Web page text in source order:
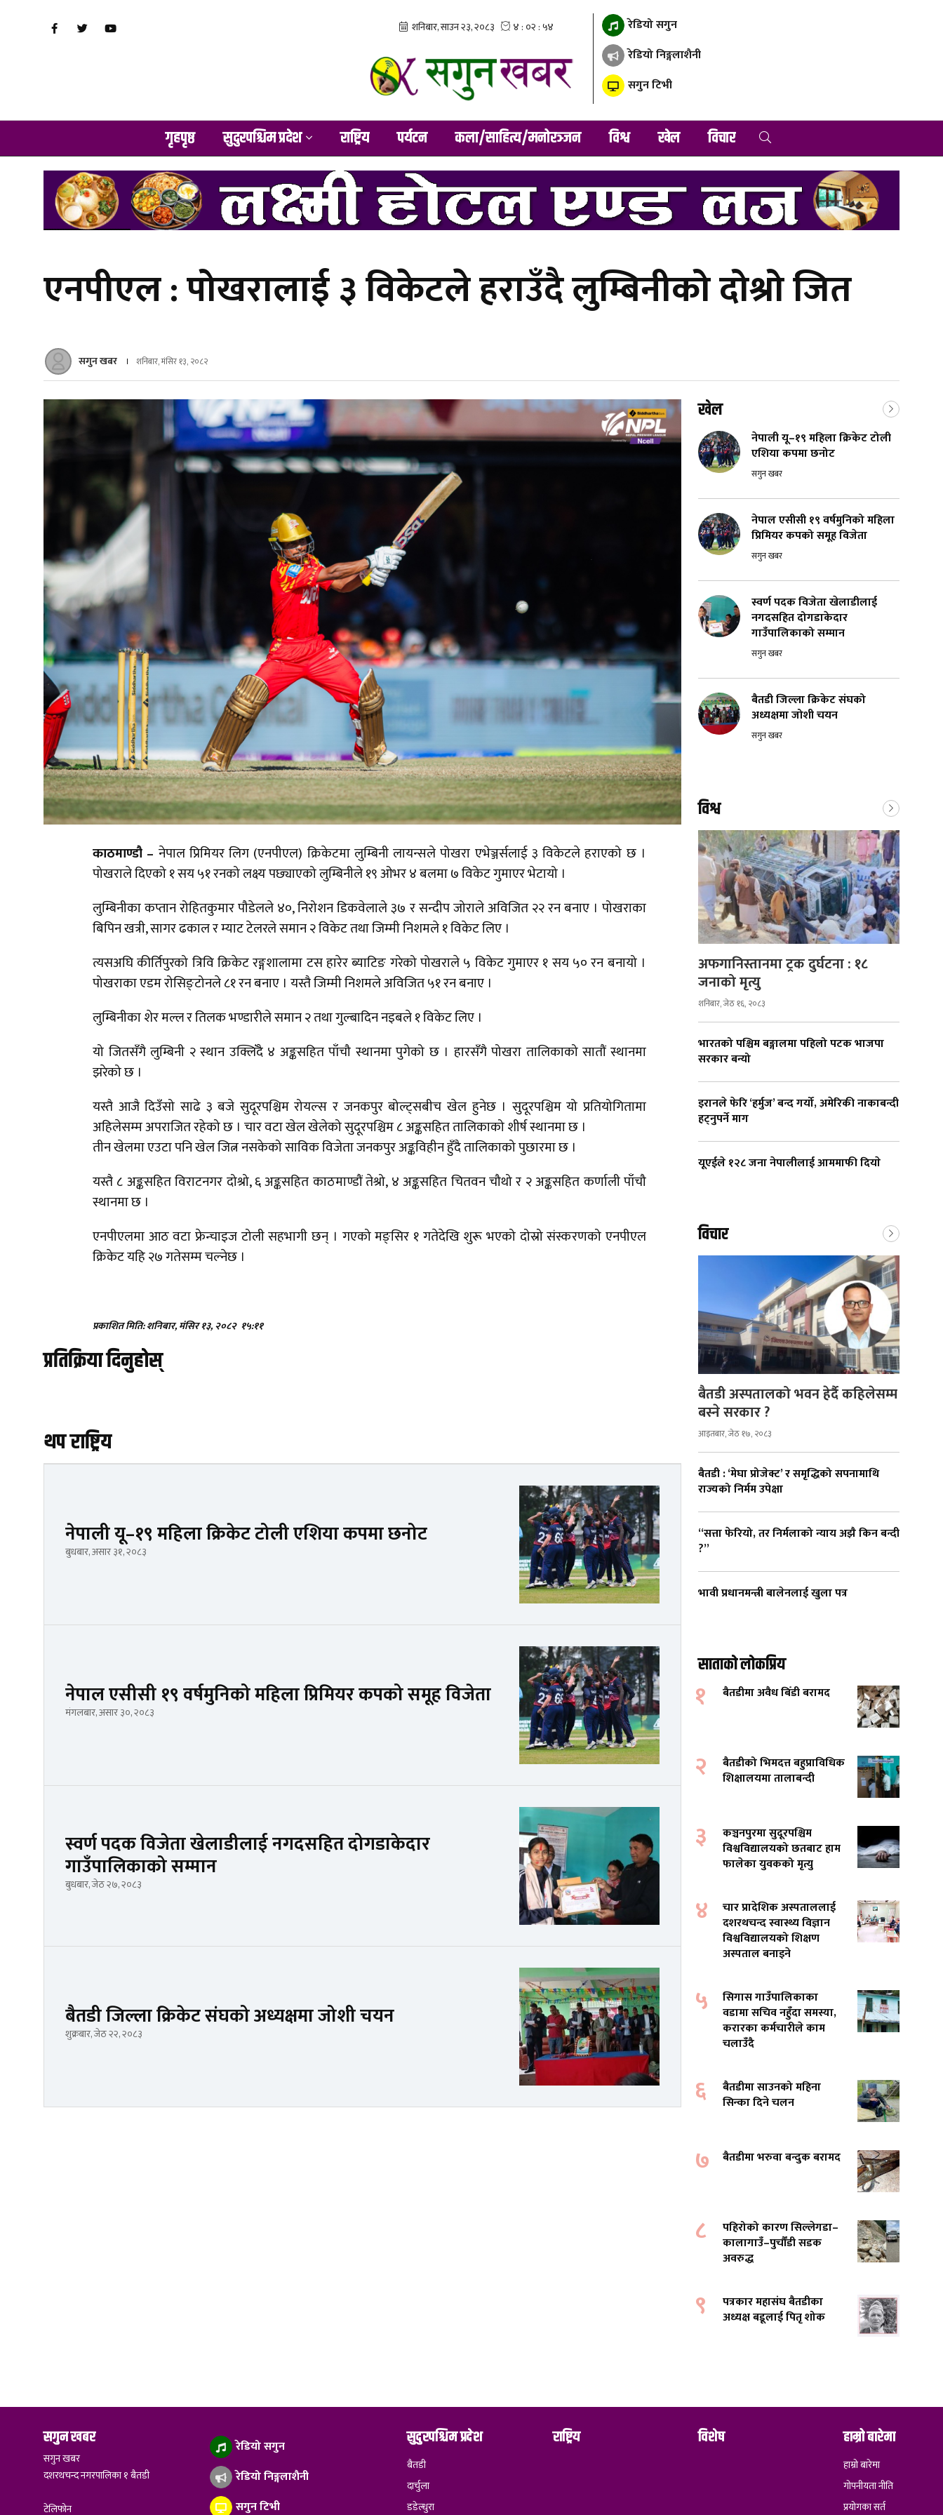
रेडियो सगुन
रेडियो निङ्गलाशैनी
सगुन टिभी
गृहपृष्ठ सुदुरपश्चिम प्रदेश राष्ट्रिय पर्यटन कला/साहित्य/मनोरञ्जन विश्व खेल विचार
एनपीएल : पोखरालाई ३ विकेटले हराउँदै लुम्बिनीको दोश्रो जित
सगुन खबर शनिबार, मंसिर १३, २०८२
काठमाण्डौ – नेपाल प्रिमियर लिग (एनपीएल) क्रिकेटमा लुम्बिनी लायन्सले पोखरा एभेञ्जर्सलाई ३ विकेटले हराएको छ ।
पोखराले दिएको १ सय ५१ रनको लक्ष्य पछ्याएको लुम्बिनीले १९ ओभर ४ बलमा ७ विकेट गुमाएर भेटायो ।
लुम्बिनीका कप्तान रोहितकुमार पौडेलले ४०, निरोशन डिकवेलाले ३७ र सन्दीप जोराले अविजित २२ रन बनाए । पोखराका
बिपिन खत्री, सागर ढकाल र म्याट टेलरले समान २ विकेट तथा जिम्मी निशमले १ विकेट लिए ।
त्यसअघि कीर्तिपुरको त्रिवि क्रिकेट रङ्गशालामा टस हारेर ब्याटिङ गरेको पोखराले ५ विकेट गुमाएर १ सय ५० रन बनायो ।
पोखराका एडम रोसिङ्टोनले ८१ रन बनाए । यस्तै जिम्मी निशमले अविजित ५१ रन बनाए ।
लुम्बिनीका शेर मल्ल र तिलक भण्डारीले समान २ तथा गुल्बादिन नइबले १ विकेट लिए ।
यो जितसँगै लुम्बिनी २ स्थान उक्लिँदै ४ अङ्कसहित पाँचौ स्थानमा पुगेको छ । हारसँगै पोखरा तालिकाको सातौं स्थानमा
झरेको छ ।
यस्तै आजै दिउँसो साढे ३ बजे सुदूरपश्चिम रोयल्स र जनकपुर बोल्ट्सबीच खेल हुनेछ । सुदूरपश्चिम यो प्रतियोगितामा
अहिलेसम्म अपराजित रहेको छ । चार वटा खेल खेलेको सुदूरपश्चिम ८ अङ्कसहित तालिकाको शीर्ष स्थानमा छ ।
तीन खेलमा एउटा पनि खेल जित्न नसकेको साविक विजेता जनकपुर अङ्कविहीन हुँदै तालिकाको पुछारमा छ ।
यस्तै ८ अङ्कसहित विराटनगर दोश्रो, ६ अङ्कसहित काठमाण्डौं तेश्रो, ४ अङ्कसहित चितवन चौथो र २ अङ्कसहित कर्णाली पाँचौ
स्थानमा छ ।
एनपीएलमा आठ वटा फ्रेन्चाइज टोली सहभागी छन् । गएको मङ्सिर १ गतेदेखि शुरू भएको दोस्रो संस्करणको एनपीएल
क्रिकेट यहि २७ गतेसम्म चल्नेछ ।
प्रकाशित मिति: शनिबार, मंसिर १३, २०८२ १५:११
प्रतिक्रिया दिनुहोस्
थप राष्ट्रिय
नेपाली यू–१९ महिला क्रिकेट टोली एशिया कपमा छनोट
बुधबार, असार ३१, २०८३
नेपाल एसीसी १९ वर्षमुनिको महिला प्रिमियर कपको समूह विजेता
मंगलबार, असार ३०, २०८३
स्वर्ण पदक विजेता खेलाडीलाई नगदसहित दोगडाकेदार
गाउँपालिकाको सम्मान
बुधबार, जेठ २७, २०८३
बैतडी जिल्ला क्रिकेट संघको अध्यक्षमा जोशी चयन
शुक्रबार, जेठ २२, २०८३
खेल
नेपाली यू–१९ महिला क्रिकेट टोली
एशिया कपमा छनोट
सगुन खबर
नेपाल एसीसी १९ वर्षमुनिको महिला
प्रिमियर कपको समूह विजेता
सगुन खबर
स्वर्ण पदक विजेता खेलाडीलाई
नगदसहित दोगडाकेदार
गाउँपालिकाको सम्मान
सगुन खबर
बैतडी जिल्ला क्रिकेट संघको
अध्यक्षमा जोशी चयन
सगुन खबर
विश्व
अफगानिस्तानमा ट्रक दुर्घटना : १८
जनाको मृत्यु
शनिबार, जेठ १६, २०८३
भारतको पश्चिम बङ्गालमा पहिलो पटक भाजपा
सरकार बन्यो
इरानले फेरि ‘हर्मुज’ बन्द गर्यो, अमेरिकी नाकाबन्दी
हट्नुपर्ने माग
यूएईले १२८ जना नेपालीलाई आममाफी दियाे
विचार
बैतडी अस्पतालको भवन हेर्दै कहिलेसम्म
बस्ने सरकार ?
आइतबार, जेठ १७, २०८३
बैतडी : ‘मेघा प्रोजेक्ट’ र समृद्धिको सपनामाथि
राज्यको निर्मम उपेक्षा
“सत्ता फेरियो, तर निर्मलाको न्याय अझै किन बन्दी
?”
भावी प्रधानमन्त्री बालेनलाई खुला पत्र
साताको लोकप्रिय
१ बैतडीमा अवैध बिँडी बरामद
२
बैतडीको भिमदत्त बहुप्राविधिक
शिक्षालयमा तालाबन्दी
३
कञ्चनपुरमा सुदूरपश्चिम
विश्वविद्यालयको छतबाट हाम
फालेका युवकको मृत्यु
४
चार प्रादेशिक अस्पताललाई
दशरथचन्द स्वास्थ्य विज्ञान
विश्वविद्यालयको शिक्षण
अस्पताल बनाइने
५
सिगास गाउँपालिकाका
वडामा सचिव नहुँदा समस्या,
करारका कर्मचारीले काम
चलाउँदै
६
बैतडीमा साउनको महिना
सिन्का दिने चलन
७ बैतडीमा भरुवा बन्दुक बरामद
८
पहिरोको कारण सिल्लेगडा–
कालागाउँ–पुर्चौंडी सडक
अवरुद्ध
९
पत्रकार महासंघ बैतडीका
अध्यक्ष बडूलाई पितृ शोक
सगुन खबर
सगुन खबर
दशरथचन्द नगरपालिका १ बैतडी
टेलिफोन
रेडियो सगुन
रेडियो निङ्गलाशैनी
सगुन टिभी
सुदुरपश्चिम प्रदेश
बैतडी
दार्चुला
डडेल्धुरा
राष्ट्रिय विशेष हाम्रो बारेमा
हाम्रो बारेमा
गोपनीयता नीति
प्रयोगका सर्त